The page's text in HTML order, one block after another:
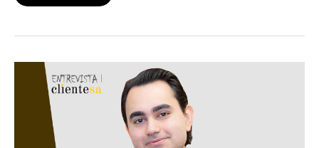
Avanço
acadêmico
prol
cultura
cliente